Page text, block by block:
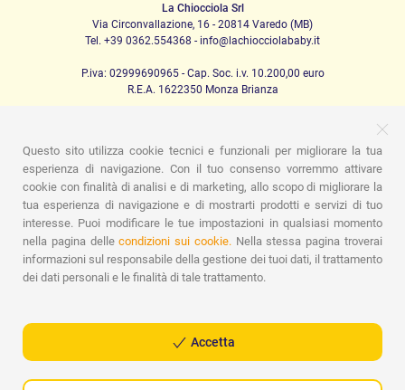
La Chiocciola Srl
Via Circonvallazione, 16 - 20814 Varedo (MB)
Tel. +39 0362.554368 - info@lachiocciolababy.it
P.iva: 02999690965 - Cap. Soc. i.v. 10.200,00 euro
R.E.A. 1622350 Monza Brianza
PRODOTTI
Passeggio
Seggiolini Auto A casa Pappa
Nanna
Igiene
Mamma e bebè Abbigliamento Gioco
Gift card
Kit baby set
Idee regalo Camerette
Promozioni
Promozioni
Marchi
ASSISTENZA
Cookie Policy
Questo sito utilizza cookie tecnici e funzionali per migliorare la tua
esperienza di navigazione. Con il tuo consenso vorremmo attivare
cookie con finalità di analisi e di marketing, allo scopo di migliorare la
tua esperienza di navigazione e di mostrarti prodotti e servizi di tuo
interesse. Puoi modificare le tue impostazioni in qualsiasi momento
nella pagina dellecondizioni sui cookie.Nella stessa pagina troverai
informazioni sul responsabile della gestione dei tuoi dati, il trattamento
dei dati personali e le finalità di tale trattamento.
Accetta